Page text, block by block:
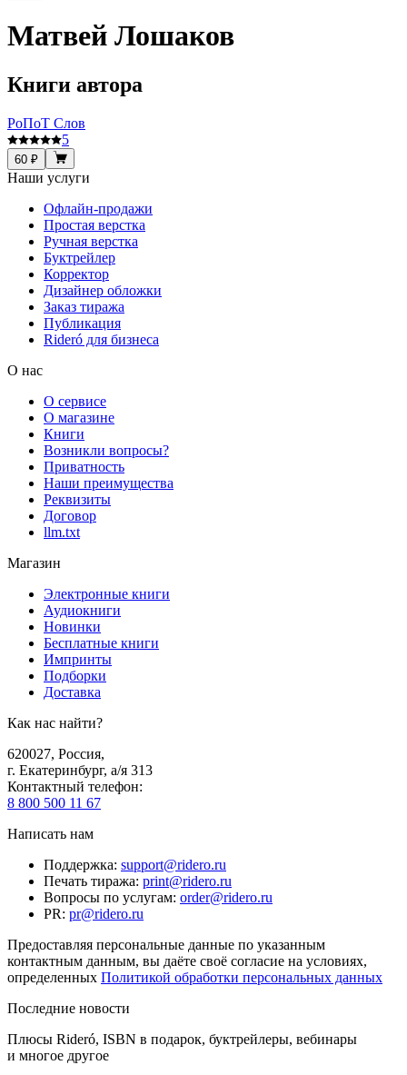
Матвей Лошаков
Книги автора
РоПоТ Слов
5
60 ₽
Наши услуги
Офлайн-продажи
Простая верстка
Ручная верстка
Буктрейлер
Корректор
Дизайнер обложки
Заказ тиража
Публикация
Rideró для бизнеса
О нас
О сервисе
О магазине
Книги
Возникли вопросы?
Приватность
Наши преимущества
Реквизиты
Договор
llm.txt
Магазин
Электронные книги
Аудиокниги
Новинки
Бесплатные книги
Импринты
Подборки
Доставка
Как нас найти?
620027, Россия,
г. Екатеринбург, а/я 313
Контактный телефон:
8 800 500 11 67
Написать нам
Поддержка: support@ridero.ru
Печать тиража: print@ridero.ru
Вопросы по услугам: order@ridero.ru
PR: pr@ridero.ru
Предоставляя персональные данные по указанным
контактным данным, вы даёте своё согласие на условиях,
определенных Политикой обработки персональных данных
Последние новости
Плюсы Rideró, ISBN в подарок, буктрейлеры, вебинары
и многое другое